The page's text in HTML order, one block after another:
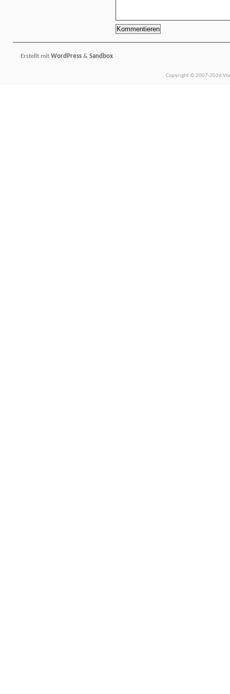
Erstellt mit WordPress & Sandbox
Copyright © 2007-2026